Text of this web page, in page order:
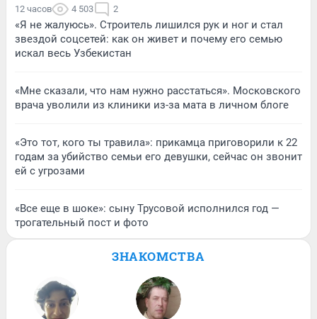
12 часов 4 503 2
«Я не жалуюсь». Строитель лишился рук и ног и стал
звездой соцсетей: как он живет и почему его семью
искал весь Узбекистан
«Мне сказали, что нам нужно расстаться». Московского
врача уволили из клиники из-за мата в личном блоге
«Это тот, кого ты травила»: прикамца приговорили к 22
годам за убийство семьи его девушки, сейчас он звонит
ей с угрозами
«Все еще в шоке»: сыну Трусовой исполнился год —
трогательный пост и фото
ЗНАКОМСТВА